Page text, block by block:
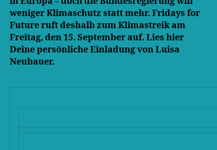
weniger Klimaschutz statt mehr. Fridays for
Future ruft deshalb zum Klimastreik am
Freitag, den 15. September auf. Lies hier
Deine persönliche Einladung von Luisa
Neubauer.